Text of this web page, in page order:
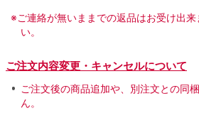
※ご連絡が無いままでの返品はお受け出来
い。
ご注文内容変更・キャンセルについて
ご注文後の商品追加や、別注文との同
ん。